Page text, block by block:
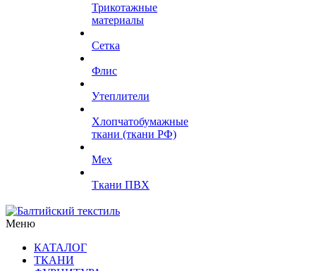
Трикотажные
материалы
Сетка
Флис
Утеплители
Хлопчатобумажные
ткани (ткани РФ)
Мех
Ткани ПВХ
Меню
КАТАЛОГ
ТКАНИ